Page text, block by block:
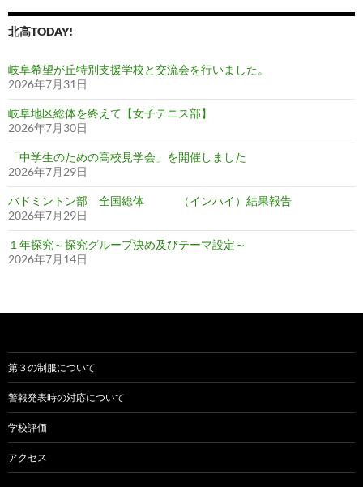
北高TODAY!
岐阜希望が丘特別支援学校と交流会を行いました。
2026年7月31日
岐阜地区総体を終えて【女子テニス部】
2026年7月30日
「中学生のための高校見学会」を開催しました
2026年7月29日
バドミントン部 全国総体 （インハイ）結果報告
2026年7月29日
１年探究～探究グループ決め及びテーマ設定～
2026年7月14日
第３の制服について
警報発表時の対応について
学校評価
アクセス